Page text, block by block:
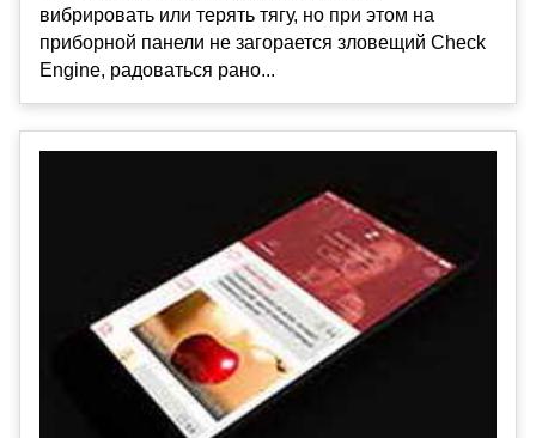
вибрировать или терять тягу, но при этом на
приборной панели не загорается зловещий Check
Engine, радоваться рано...